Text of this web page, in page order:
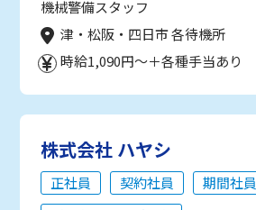
機械警備スタッフ
津・松阪・四日市 各待機所
時給1,090円～＋各種手当あり
株式会社 ハヤシ
正社員 契約社員
期間社員